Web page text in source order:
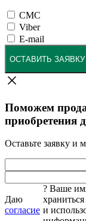
СМС
Viber
E-mail
ОСТАВИТЬ ЗАЯВКУ
Поможем
приобретения
Оставьте заявку и
Даю
согласие
? Ваше
и